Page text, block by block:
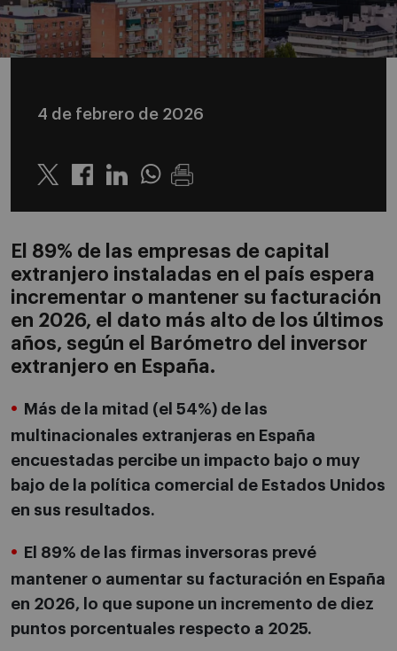
4 de febrero de 2026
Twitter LinkedinWhatsapp
El 89% de las empresas de capital
extranjero instaladas en el país espera
incrementar o mantener su facturación
en 2026, el dato más alto de los últimos
años, según el Barómetro del inversor
extranjero en España.
Más de la mitad (el 54%) de las
multinacionales extranjeras en España
encuestadas percibe un impacto bajo o muy
bajo de la política comercial de Estados Unidos
en sus resultados.
El 89% de las firmas inversoras prevé
mantener o aumentar su facturación en España
en 2026, lo que supone un incremento de diez
puntos porcentuales respecto a 2025.